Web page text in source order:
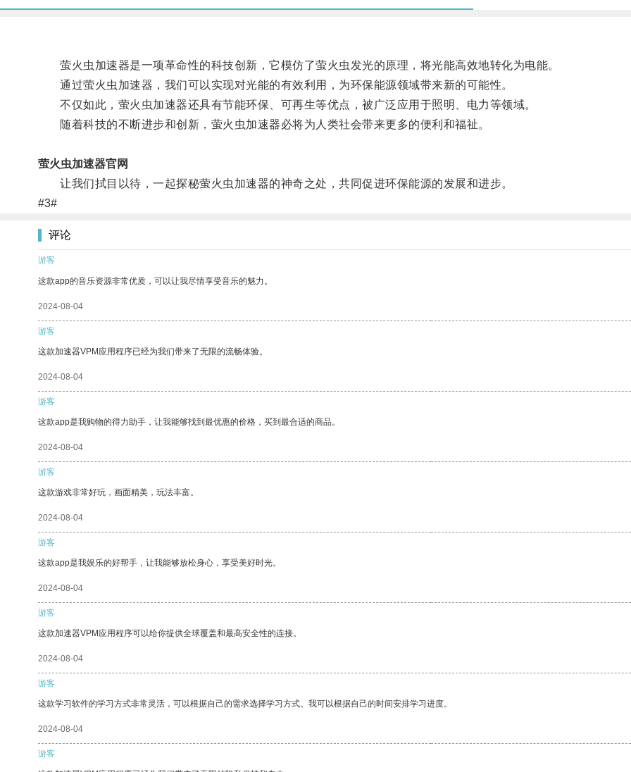
萤火虫加速器是一项革命性的科技创新，它模仿了萤火虫发光的原理，将光能高效地转化为电能。
通过萤火虫加速器，我们可以实现对光能的有效利用，为环保能源领域带来新的可能性。
不仅如此，萤火虫加速器还具有节能环保、可再生等优点，被广泛应用于照明、电力等领域。
随着科技的不断进步和创新，萤火虫加速器必将为人类社会带来更多的便利和福祉。
萤火虫加速器官网
让我们拭目以待，一起探秘萤火虫加速器的神奇之处，共同促进环保能源的发展和进步。
#3#
评论
游客
这款app的音乐资源非常优质，可以让我尽情享受音乐的魅力。
2024-08-04
游客
这款加速器VPM应用程序已经为我们带来了无限的流畅体验。
2024-08-04
游客
这款app是我购物的得力助手，让我能够找到最优惠的价格，买到最合适的商品。
2024-08-04
游客
这款游戏非常好玩，画面精美，玩法丰富。
2024-08-04
游客
这款app是我娱乐的好帮手，让我能够放松身心，享受美好时光。
2024-08-04
游客
这款加速器VPM应用程序可以给你提供全球覆盖和最高安全性的连接。
2024-08-04
游客
这款学习软件的学习方式非常灵活，可以根据自己的需求选择学习方式。我可以根据自己的时间安排学习进度。
2024-08-04
游客